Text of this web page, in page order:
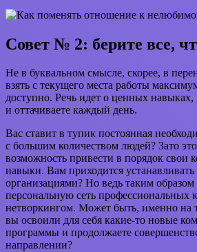
Совет № 2: берите все,
Не в буквальном смысле, скорее, в
взять с текущего места работы
доступно. Речь идет о ценных навыках,
и оттачиваете каждый день.
Вас ставит в тупик постоянная
с большим количеством людей? Зато
возможность привести в порядок свои
навыки. Вам приходится
организациями? Но ведь таким
персональную сеть профессиональных
нетворкингом. Может быть, именно на
вы освоили для себя какие-то новые
программы и продолжаете
направлении?